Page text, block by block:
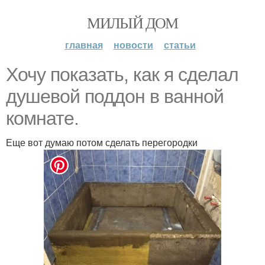
МИЛЫЙ ДОМ
главная новости статьи
Хочу показать, как я сделал
душевой поддон в ванной
комнате.
Еще вот думаю потом сделать перегородки